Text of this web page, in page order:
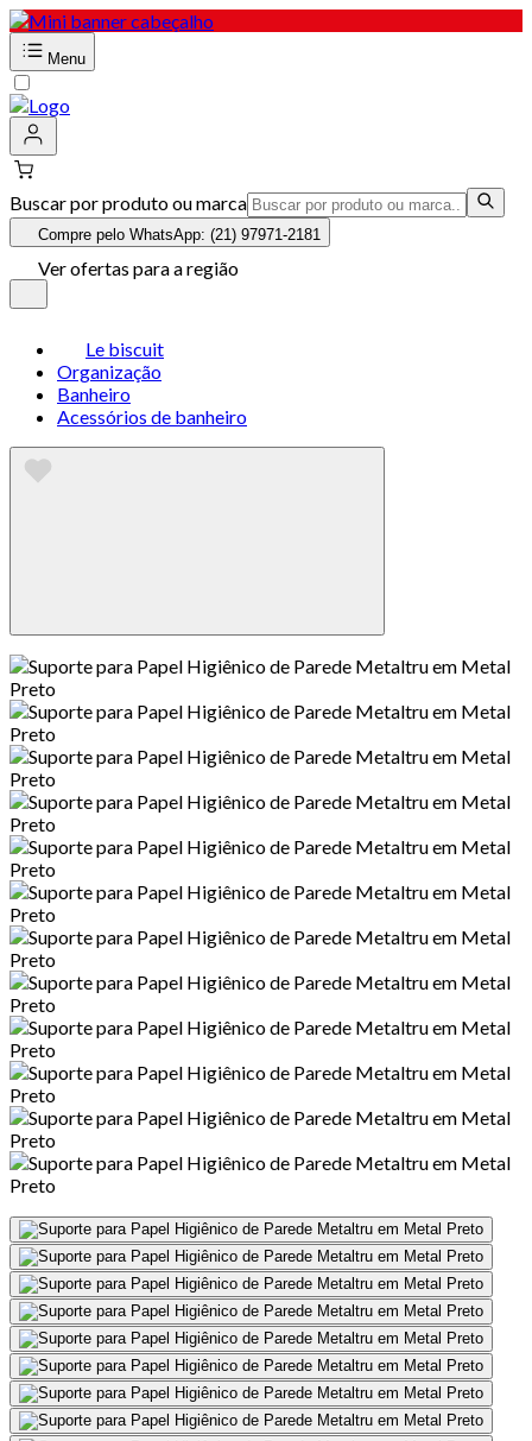
Menu
Buscar por produto ou marca
Compre pelo WhatsApp: (21) 97971-2181
Ver ofertas para a região
Le biscuit
Organização
Banheiro
Acessórios de banheiro